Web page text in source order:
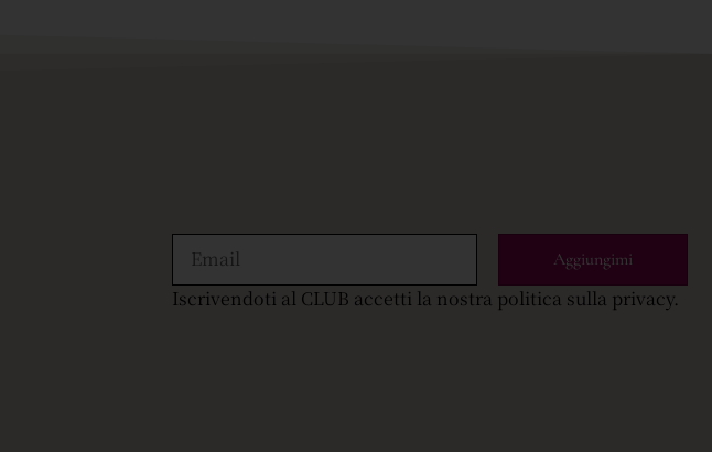
Aggiungimi
Iscrivendoti al CLUB accetti la nostra politica sulla privacy.